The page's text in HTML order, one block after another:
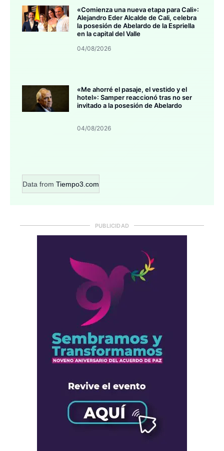
«Comienza una nueva etapa para Cali»:
Alejandro Eder Alcalde de Cali, celebra
la posesión de Abelardo de la Espriella
en la capital del Valle
04/08/2026
«Me ahorré el pasaje, el vestido y el
hotel»: Samper reaccionó tras no ser
invitado a la posesión de Abelardo
04/08/2026
Data from Tiempo3.com
PUBLICIDAD